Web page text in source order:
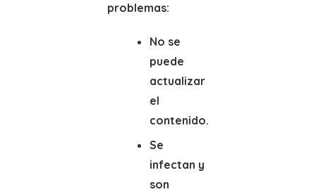
problemas:
No se
puede
actualizar
el
contenido.
Se
infectan y
son